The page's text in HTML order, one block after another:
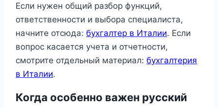
Если нужен общий разбор функций,
ответственности и выбора специалиста,
начните отсюда: бухгалтер в Италии. Если
вопрос касается учета и отчетности,
смотрите отдельный материал: бухгалтерия
в Италии.
Когда особенно важен русский